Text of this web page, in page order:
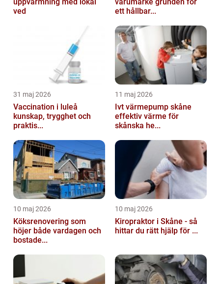
ved
ett hållbar...
31 maj 2026
Vaccination i luleå
kunskap, trygghet och
praktis...
11 maj 2026
Ivt värmepump skåne
effektiv värme för
skånska he...
10 maj 2026
Köksrenovering som
höjer både vardagen och
bostade...
10 maj 2026
Kiropraktor i Skåne - så
hittar du rätt hjälp för ...